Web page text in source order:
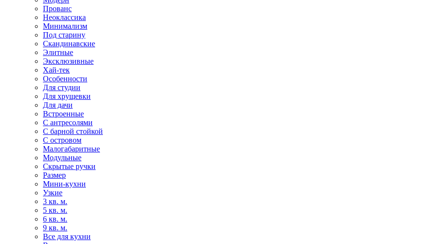
Прованс
Неоклассика
Минимализм
Под старину
Скандинавские
Элитные
Эксклюзивные
Хай-тек
Особенности
Для студии
Для хрущевки
Для дачи
Встроенные
С антресолями
С барной стойкой
С островом
Малогабаритные
Модульные
Скрытые ручки
Размер
Мини-кухни
Узкие
3 кв. м.
5 кв. м.
6 кв. м.
9 кв. м.
Все для кухни